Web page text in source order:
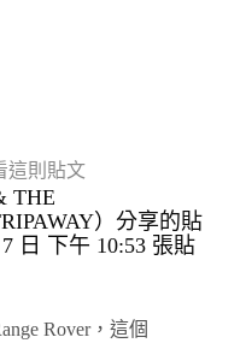
這則貼文
THE
）分享的貼
日 下午 10:53 張貼
Rover，這個